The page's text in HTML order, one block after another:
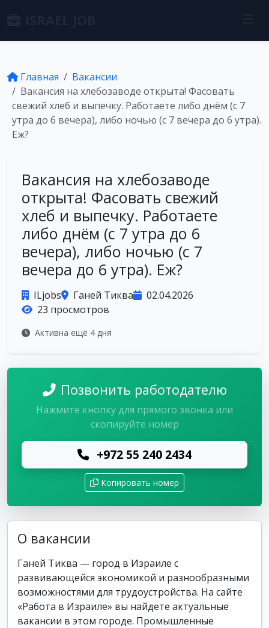
Главная
Вакансии
Вакансия на хлебозаводе открыта! Фасовать
свежий хлеб и выпечку. Работаете либо днём (с 7
утра до 6 вечера), либо ночью (с 7 вечера до 6 утра).
Еж?
Вакансия на хлебозаводе
открыта! Фасовать свежий
хлеб и выпечку. Работаете
либо днём (с 7 утра до 6
вечера), либо ночью (с 7
вечера до 6 утра). Еж?
ILjobs Ганей Тиква
02.04.2026
23 просмотров
Активна ещё 4 дня
Позвонить работодателю
Нажмите кнопку для прямого звонка или
скопируйте номер
+972 55 240 2434
Копировать номер
О вакансии
Ганей Тиква — город в Израиле с
развивающейся экономикой и разнообразными
возможностями для трудоустройства. На сайте
«Работа в Израиле» вы найдете актуальные
вакансии в этом городе. Промышленные